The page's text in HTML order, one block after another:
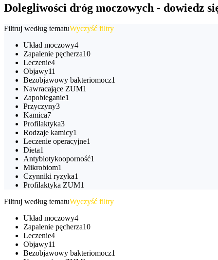
Dolegliwości dróg moczowych - dowiedz
Filtruj według tematuWyczyść filtry
Układ moczowy4
Zapalenie pęcherza10
Leczenie4
Objawy11
Bezobjawowy bakteriomocz1
Nawracające ZUM1
Zapobieganie1
Przyczyny3
Kamica7
Profilaktyka3
Rodzaje kamicy1
Leczenie operacyjne1
Dieta1
Antybiotykooporność1
Mikrobiom1
Czynniki ryzyka1
Profilaktyka ZUM1
Filtruj według tematuWyczyść filtry
Układ moczowy4
Zapalenie pęcherza10
Leczenie4
Objawy11
Bezobjawowy bakteriomocz1